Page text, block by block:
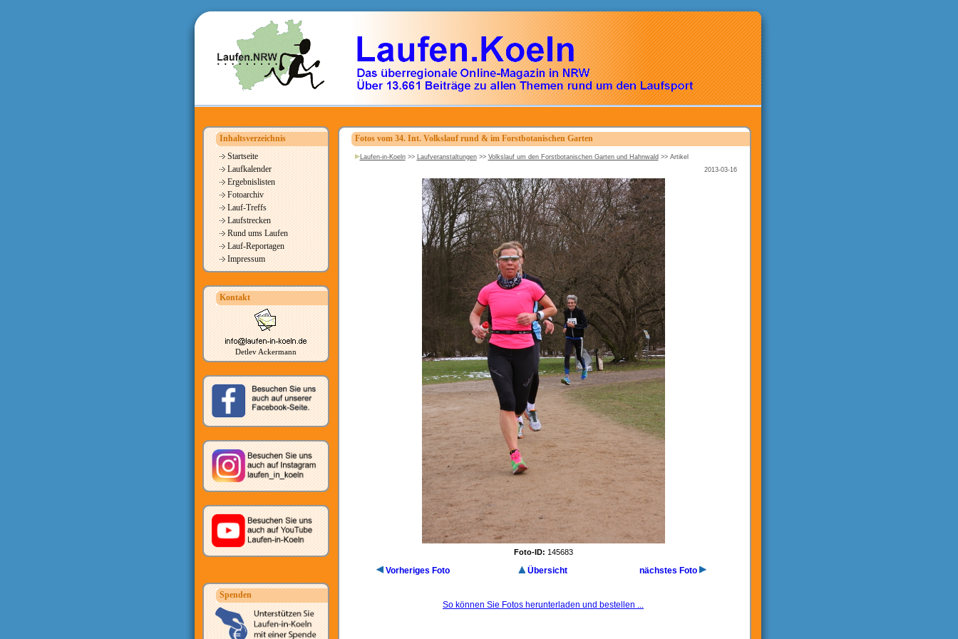
Inhaltsverzeichnis
Startseite
Laufkalender
Ergebnislisten
Fotoarchiv
Lauf-Treffs
Laufstrecken
Rund ums Laufen
Lauf-Reportagen
Impressum
Kontakt
Detlev Ackermann
Spenden
Fotos vom 34. Int. Volkslauf rund & im Forstbotanischen Garten
Laufen-in-Koeln>> Laufveranstaltungen>> Volkslauf um den Forstbotanischen Garten und Hahnwald >> Artikel
2013-03-16
Foto-ID: 145683
Vorheriges Foto Übersicht nächstes Foto
So können Sie Fotos herunterladen und bestellen ...